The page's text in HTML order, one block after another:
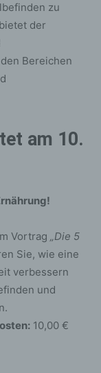
zu
der
Bereichen
am 10.
Vortrag „Die 5
Sie, wie eine
verbessern
und
10,00 €